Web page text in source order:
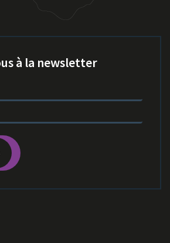
à la newsletter